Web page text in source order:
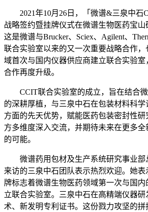
2021年10月26日，「微谱&三泉中石
战略签约暨挂牌仪式在微谱生物医药宝山
这是微谱与Brucker、Sciex、Agilent、
联合实验室以来的又一次重要战略合作
域首次与国内仪器供应商建立联合实验
合作再度升级。
CCIT联合实验室的成立，旨在结合微
的深耕厚植，与三泉中石在包装材料科学
方面的先天优势，赋能医药包装密封性
方多维度深入交流，并期待未来在更多
的可能。
微谱药用包材及生产系统研究事业部
来访的三泉中石团队表示热烈欢迎。她
牌标志着微谱生物医药领域第一次与国
立联合实验室。三泉中石在高精端仪器
术、新发明专利证书。这份戮力攻坚的拼